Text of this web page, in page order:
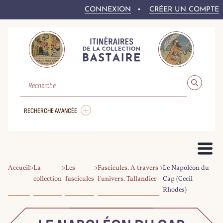
CONNEXION CRÉER UN COMPTE
RECHERCHE AVANCÉE
PRÉSENTATION DU PROJET
LE FONDS BASTAIRE
COLLEX-PERSÉE
LA NUMÉRISATION DU CORPUS
DROITS ET CONDITIONS DE RÉ-UTILISATION
AIDE À LA RECHERCHE
LE CORPUS NUMÉRIQUE
PARCOURIR LE CORPUS
RECHERCHER DANS LE CORPUS
EXPLOITER LE CORPUS
Accueil>La
collection
>Les
fascicules
>Fascicules. A travers
l'univers. Tallandier
>Le Napoléon du
Cap (Cecil
Rhodes)